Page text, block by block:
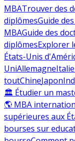
MBATrouver des
diplômesGuide
MBAGuide des
diplômesExplorer
États-Unis
UniAllemagneItalie
toutChineJapon
🏛 Étudier un
🌎 MBA
supérieures aux
bourses sur